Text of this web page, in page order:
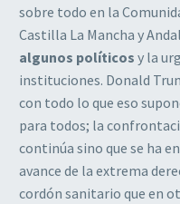
sobre todo en la
Castilla La Mancha y
algunos políticos y la
instituciones. Donald
con todo lo que eso
para todos; la
continúa sino que se ha
avance de la extrema
cordón sanitario que en